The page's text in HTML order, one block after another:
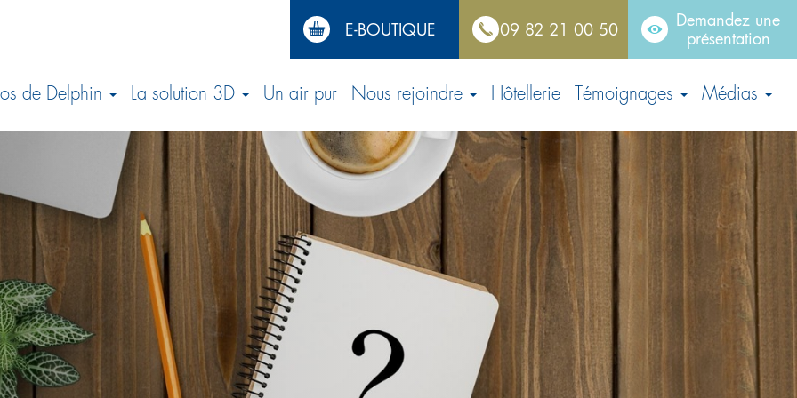
E-BOUTIQUE 09 82 21 00 50
Demandez une
présentation
de Delphin La solution 3D Un air pur Nous rejoindre Hôtellerie Témoignages Médias